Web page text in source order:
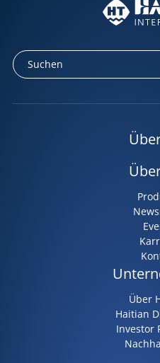
Über
Haitian
Investor